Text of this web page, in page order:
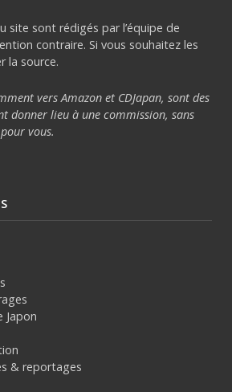
site sont rédigés par l’équipe de
contraire. Si vous souhaitez les
la source.
vers Amazon et CDJapan, sont des
donner lieu à une commission, sans
vous.
Japon
& reportages